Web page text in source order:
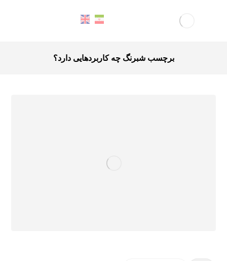
برچسب شبرنگ چه کاربردهایی دارد؟